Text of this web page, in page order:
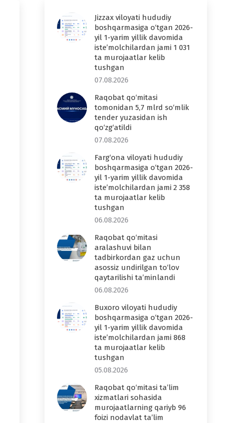
Jizzax viloyati hududiy
boshqarmasiga o‘tgan 2026-
yil 1-yarim yillik davomida
iste’molchilardan jami 1 031
ta murojaatlar kelib
tushgan
07.08.2026
Raqobat qo‘mitasi
tomonidan 5,7 mlrd so‘mlik
tender yuzasidan ish
qo‘zg‘atildi
07.08.2026
Farg‘ona viloyati hududiy
boshqarmasiga o‘tgan 2026-
yil 1-yarim yillik davomida
iste’molchilardan jami 2 358
ta murojaatlar kelib
tushgan
06.08.2026
Raqobat qo‘mitasi
aralashuvi bilan
tadbirkordan gaz uchun
asossiz undirilgan to‘lov
qaytarilishi ta’minlandi
06.08.2026
Buxoro viloyati hududiy
boshqarmasiga o‘tgan 2026-
yil 1-yarim yillik davomida
iste’molchilardan jami 868
ta murojaatlar kelib
tushgan
05.08.2026
Raqobat qo‘mitasi ta’lim
xizmatlari sohasida
murojaatlarning qariyb 96
foizi nodavlat ta’lim